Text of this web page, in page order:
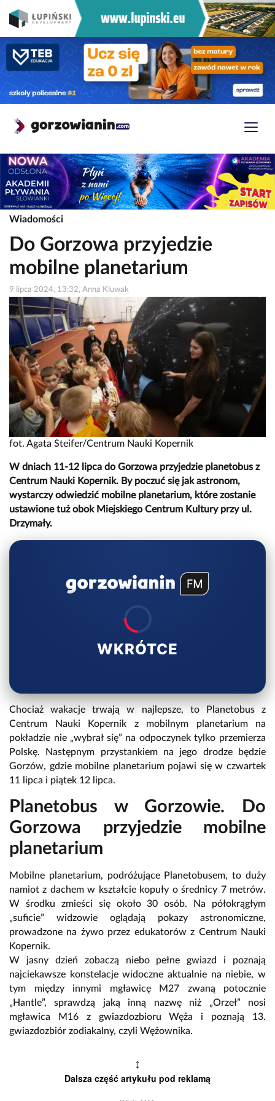
Wiadomości
Do Gorzowa przyjedzie
mobilne planetarium
9 lipca 2024, 13:32, Anna Kluwak
fot. Agata Steifer/Centrum Nauki Kopernik
W dniach 11-12 lipca do Gorzowa przyjedzie planetobus z
Centrum Nauki Kopernik. By poczuć się jak astronom,
wystarczy odwiedzić mobilne planetarium, które zostanie
ustawione tuż obok Miejskiego Centrum Kultury przy ul.
Drzymały.
WKRÓTCE
Chociaż wakacje trwają w najlepsze, to Planetobus z
Centrum Nauki Kopernik z mobilnym planetarium na
pokładzie nie „wybrał się” na odpoczynek tylko przemierza
Polskę. Następnym przystankiem na jego drodze będzie
Gorzów, gdzie mobilne planetarium pojawi się w czwartek
11 lipca i piątek 12 lipca.
Planetobus w Gorzowie. Do
Gorzowa przyjedzie mobilne
planetarium
Mobilne planetarium, podróżujące Planetobusem, to duży
namiot z dachem w kształcie kopuły o średnicy 7 metrów.
W środku zmieści się około 30 osób. Na półokrągłym
„suficie” widzowie oglądają pokazy astronomiczne,
prowadzone na żywo przez edukatorów z Centrum Nauki
Kopernik.
W jasny dzień zobaczą niebo pełne gwiazd i poznają
najciekawsze konstelacje widoczne aktualnie na niebie, w
tym między innymi mgławicę M27 zwaną potocznie
„Hantle”, sprawdzą jaką inną nazwę niż „Orzeł” nosi
mgławica M16 z gwiazdozbioru Węża i poznają 13.
gwiazdozbiór zodiakalny, czyli Wężownika.
↕
Dalsza część artykułu pod reklamą